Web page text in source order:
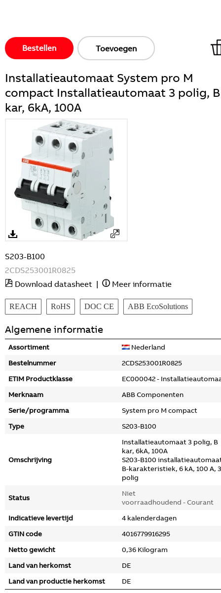
Bestellen Toevoegen
Installatieautomaat System pro M
compact Installatieautomaat 3 polig, B
kar, 6kA, 100A
S203-B100
2CDS253001R0825
Download datasheet | Meer informatie
REACH RoHS DOC CE ABB EcoSolutions
Algemene informatie
Assortiment
Nederland
Bestelnummer
2CDS253001R0825
ETIM Productklasse
EC000042 -
Merknaam
ABB Componenten
Serie/programma
System pro M compact
Type
S203-B100
Omschrijving
Installatieautomaat 3 polig, B
kar, 6kA, 100A
S203-B100
B-karakteristiek, 6 kA, 100 A,
polig
Status
Niet
voorraadhoudend - Courant
Indicatieve levertijd
4 kalenderdagen
GTIN code
4016779916295
Netto gewicht
0,36 Kilogram
Land van herkomst
DE
Land van productie herkomst
DE